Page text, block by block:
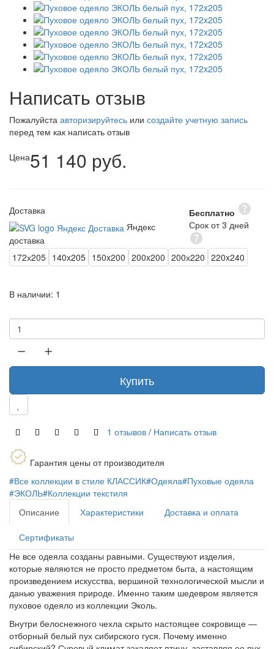
Написать отзыв
Пожалуйста авторизируйтесь или создайте учетную запись
перед тем как написать отзыв
Цена51 140 руб.
Доставка
Бесплатно
Яндекс
доставка
Срок от 3 дней
172х205 140x205 150x200 200x200 200х220 220x240
В наличии: 1
Купить
1 отзывов / Написать отзыв
Гарантия цены от производителя
#Все коллекции в стиле КЛАССИК#Одеяла#Пуховые одеяла
#ЭКОЛЬ#Коллекции текстиля
Описание
Характеристики Доставка и оплата
Сертификаты
Не все одеяла созданы равными. Существуют изделия,
которые являются не просто предметом быта, а настоящим
произведением искусства, вершиной технологической мысли и
данью уважения природе. Именно таким шедевром является
пуховое одеяло из коллекции Эколь.
Внутри белоснежного чехла скрыто настоящее сокровище —
отборный белый пух сибирского гуся. Почему именно